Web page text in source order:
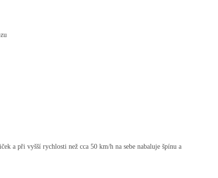
a při vyšší rychlosti než cca 50 km/h na sebe nabaluje špínu a